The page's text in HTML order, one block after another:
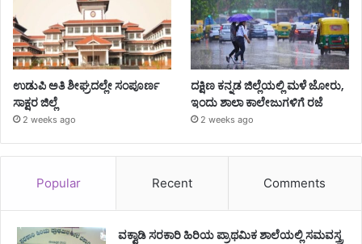
ಉಡುಪಿ ಅತಿ ಶೀಘ್ರದಲ್ಲೇ ಸಂಪೂರ್ಣ
ಸಾಕ್ಷರ ಜಿಲ್ಲೆ
2 weeks ago
ದಕ್ಷಿಣ ಕನ್ನಡ ಜಿಲ್ಲೆಯಲ್ಲಿ ಮಳೆ ಜೋರು,
ಇಂದು ಶಾಲಾ ಕಾಲೇಜುಗಳಿಗೆ ರಜೆ
2 weeks ago
Popular Recent Comments
ವಕ್ವಾಡಿ ಸರಕಾರಿ ಹಿರಿಯ ಪ್ರಾಥಮಿಕ ಶಾಲೆಯಲ್ಲಿ ಸಮವಸ್ತ್ರ